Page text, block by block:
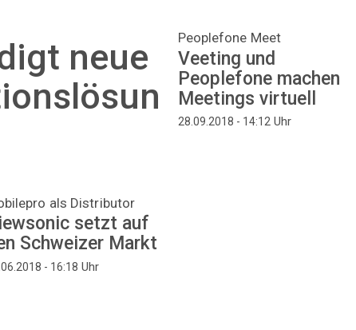
neue
Peoplefone Meet
Veeting und
Peoplefone machen
Meetings virtuell
28.09.2018 - 14:12Uhr
als Distributor
setzt auf
Schweizer Markt
- 16:18 Uhr